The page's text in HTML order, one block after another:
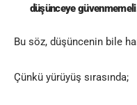
düşünceye
Bu söz, düşüncenin bile
Çünkü yürüyüş sırasında;